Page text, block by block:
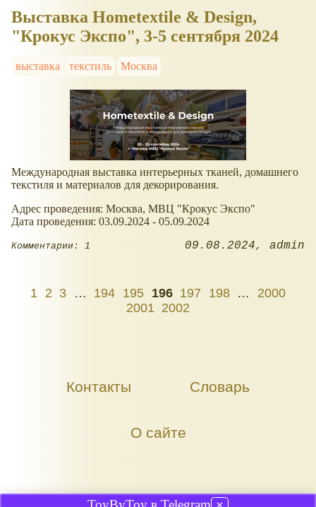
Выставка Hometextile & Design,
"Крокус Экспо", 3-5 сентября 2024
выставка текстиль Москва
Международная выставка интерьерных тканей, домашнего
текстиля и материалов для декорирования.
Адрес проведения: Москва, МВЦ "Крокус Экспо"
Дата проведения: 03.09.2024 - 05.09.2024
Комментарии: 1 09.08.2024 admin
1 2 3 … 194 195 196 197 198 …
2000
2001 2002
Контакты Словарь
О сайте
✕